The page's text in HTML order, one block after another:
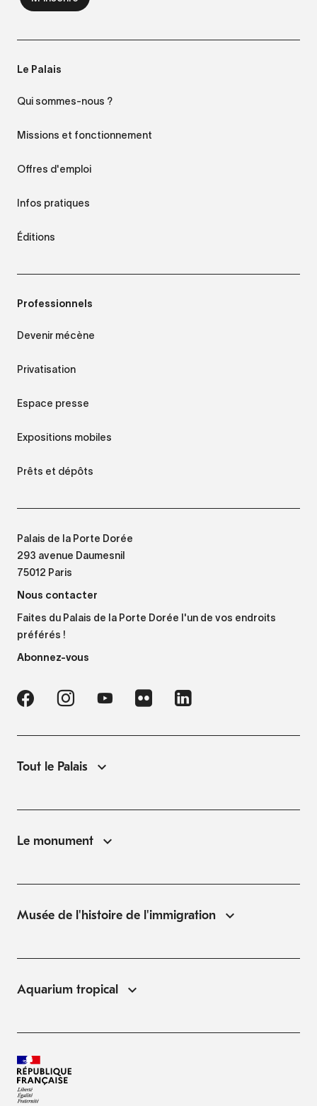
Le Palais
Qui sommes-nous ?
Missions et fonctionnement
Offres d'emploi
Infos pratiques
Éditions
Professionnels
Devenir mécène
Privatisation
Espace presse
Expositions mobiles
Prêts et dépôts
Palais de la Porte Dorée
293 avenue Daumesnil
75012 Paris
Nous contacter
Faites du Palais de la Porte Dorée l'un de vos endroits
préférés !
Abonnez-vous
Tout le Palais
Le monument
Musée de l'histoire de l'immigration
Aquarium tropical